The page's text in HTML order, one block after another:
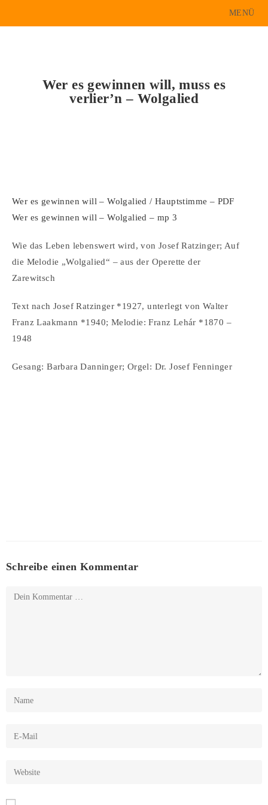
MENÜ
Wer es gewinnen will, muss es
verlier’n – Wolgalied
Wer es gewinnen will – Wolgalied / Hauptstimme – PDF
Wer es gewinnen will – Wolgalied – mp 3
Wie das Leben lebenswert wird, von Josef Ratzinger; Auf
die Melodie „Wolgalied“ – aus der Operette der
Zarewitsch
Text nach Josef Ratzinger *1927, unterlegt von Walter
Franz Laakmann *1940; Melodie: Franz Lehár *1870 –
1948
Gesang: Barbara Danninger; Orgel: Dr. Josef Fenninger
Schreibe einen Kommentar